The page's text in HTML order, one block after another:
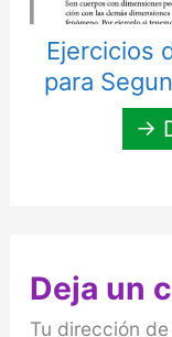
Ejercicios
para
→
Deja un
Tu dirección